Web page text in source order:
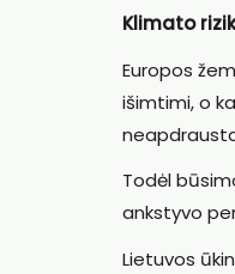
Klimato
Europos
išimtimi, o
Todėl
ankstyvo
Lietuvos